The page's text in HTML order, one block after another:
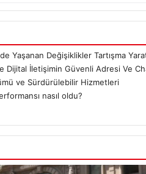
Yaşanan Değişiklikler Tartışma
Dijital İletişimin Güvenli Adresi Ve
ve Sürdürülebilir Hizmetleri
nasıl oldu?